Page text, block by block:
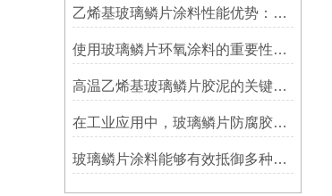
乙烯基玻璃鳞片涂料性能优势：多重防护的协同效应
使用玻璃鳞片环氧涂料的重要性在哪里方面？
高温乙烯基玻璃鳞片胶泥的关键优势：从耐久性到施工适应性
在工业应用中，玻璃鳞片防腐胶泥展现出了多重防护作用
玻璃鳞片涂料能够有效抵御多种化学物质侵蚀